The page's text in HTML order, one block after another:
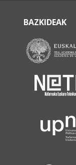
BAZKIDEAK